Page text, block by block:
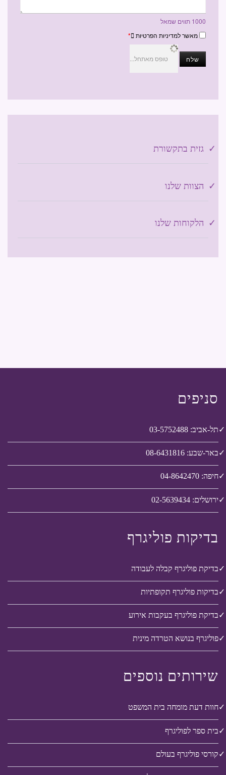
1000 תווים שמאל
מאשר למדיניות הפרטיות *
שלח טופס מאתחל...
גזית בתקשורת
הצוות שלנו
הלקוחות שלנו
סניפים
תל-אביב: 03-5752488
באר-שבע: 08-6431816
חיפה: 04-8642470
ירושלים: 02-5639434
בדיקות פוליגרף
בדיקת פוליגרף קבלה לעבודה
בדיקות פוליגרף תקופתיות
בדיקת פוליגרף בעקבות אירוע
פוליגרף בנושא הטרדה מינית
שירותים נוספים
חוות דעת מומחה בית המשפט
בית ספר לפוליגרף
קורסי פוליגרף בעולם